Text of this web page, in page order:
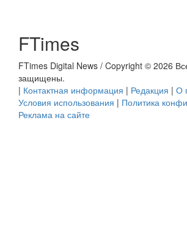
FTimes
FTimes Digital News / Copyright © 2026
защищены.
| Контактная информация | Редакция | О
Условия использования | Политика
Реклама на сайте